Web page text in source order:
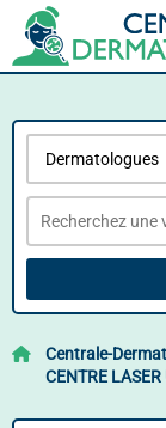
Centrale-
CENTRE